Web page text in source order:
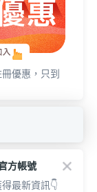
冊優惠，只到
方帳號
最新資訊👇